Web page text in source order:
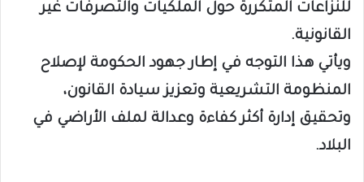
للنزاعات المتكررة حول الملكيات والتصرفات غير
القانونية.
ويأتي هذا التوجه في إطار جهود الحكومة لإصلاح
المنظومة التشريعية وتعزيز سيادة القانون،
وتحقيق إدارة أكثر كفاءة وعدالة لملف الأراضي في
البلاد.